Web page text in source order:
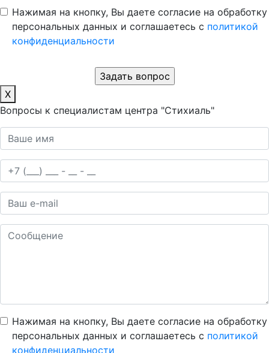
Нажимая на кнопку, Вы даете согласие на обработку
персональных данных и соглашаетесь c политикой
конфиденциальности
X
Вопросы к специалистам центра "Стихиаль"
Нажимая на кнопку, Вы даете согласие на обработку
персональных данных и соглашаетесь c политикой
конфиденциальности